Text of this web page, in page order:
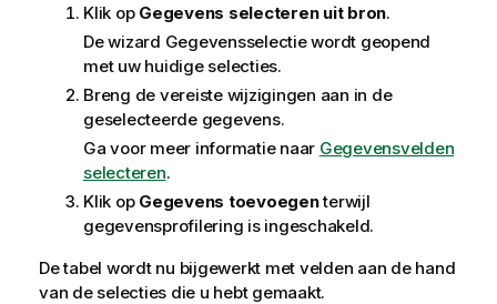
Klik op Gegevens selecteren uit bron.
De wizard Gegevensselectie wordt geopend
met uw huidige selecties.
Breng de vereiste wijzigingen aan in de
geselecteerde gegevens.
Ga voor meer informatie naar Gegevensvelden
selecteren.
Klik op Gegevens toevoegenterwijl
gegevensprofilering is ingeschakeld.
De tabel wordt nu bijgewerkt met velden aan de hand
van de selecties die u hebt gemaakt.